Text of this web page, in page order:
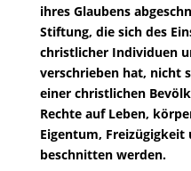
ihres Glaubens
Stiftung, die sich des
christlicher Individuen
verschrieben hat, nicht
einer christlichen
Rechte auf Leben,
Eigentum,
beschnitten werden.